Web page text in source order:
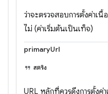
ว่าจะตรวจสอบการตั้งค่าเ
ไม่ (ค่าเริ่มต้นเป็นเท็จ)
primaryUrl
สตริง
URL หลักที่ควรดึงการตั้งค่